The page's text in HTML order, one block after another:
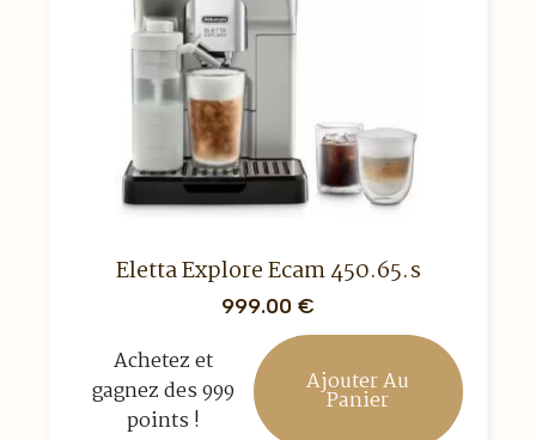
Eletta Explore Ecam 450.65.s
999.00 €
Achetez et
gagnez des 999
points !
Ajouter Au
Panier